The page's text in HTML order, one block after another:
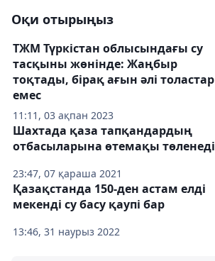
Оқи отырыңыз
11:11, 03 ақпан 2023
ТЖМ Түркістан облысындағы су
тасқыны жөнінде: Жаңбыр
тоқтады, бірақ ағын әлі толастар
емес
23:47, 07 қараша 2021
Шахтада қаза тапқандардың
отбасыларына өтемақы төленеді
13:46, 31 наурыз 2022
Қазақстанда 150-ден астам елді
мекенді су басу қаупі бар